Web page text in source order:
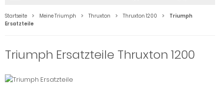
Startseite Meine Triumph Thruxton Thruxton 1200
Triumph
Ersatzteile
Triumph Ersatzteile Thruxton 1200